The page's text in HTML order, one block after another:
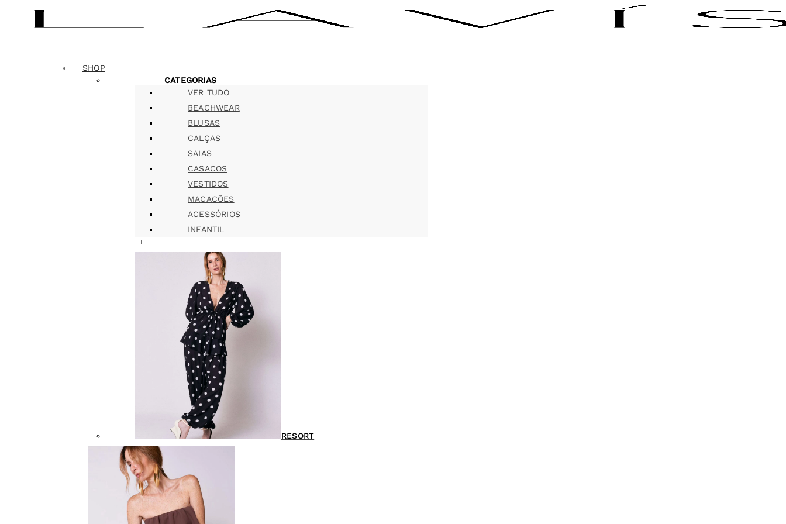
SHOP
CATEGORIAS
VER TUDO
BEACHWEAR
BLUSAS
CALÇAS
SAIAS
CASACOS
VESTIDOS
MACACÕES
ACESSÓRIOS
INFANTIL
RESORT